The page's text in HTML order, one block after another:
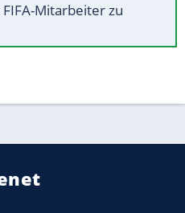
Mitarbeiter zu